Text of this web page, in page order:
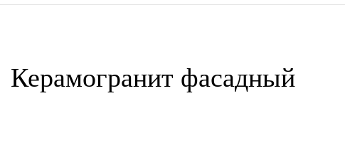
Керамогранит фасадный